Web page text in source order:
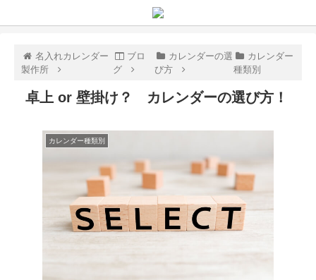
名入れカレンダー
製作所
ブロ
グ
カレンダーの選
び方
カレンダー
種類別
卓上 or 壁掛け？ カレンダーの選び方！
カレンダー種類別